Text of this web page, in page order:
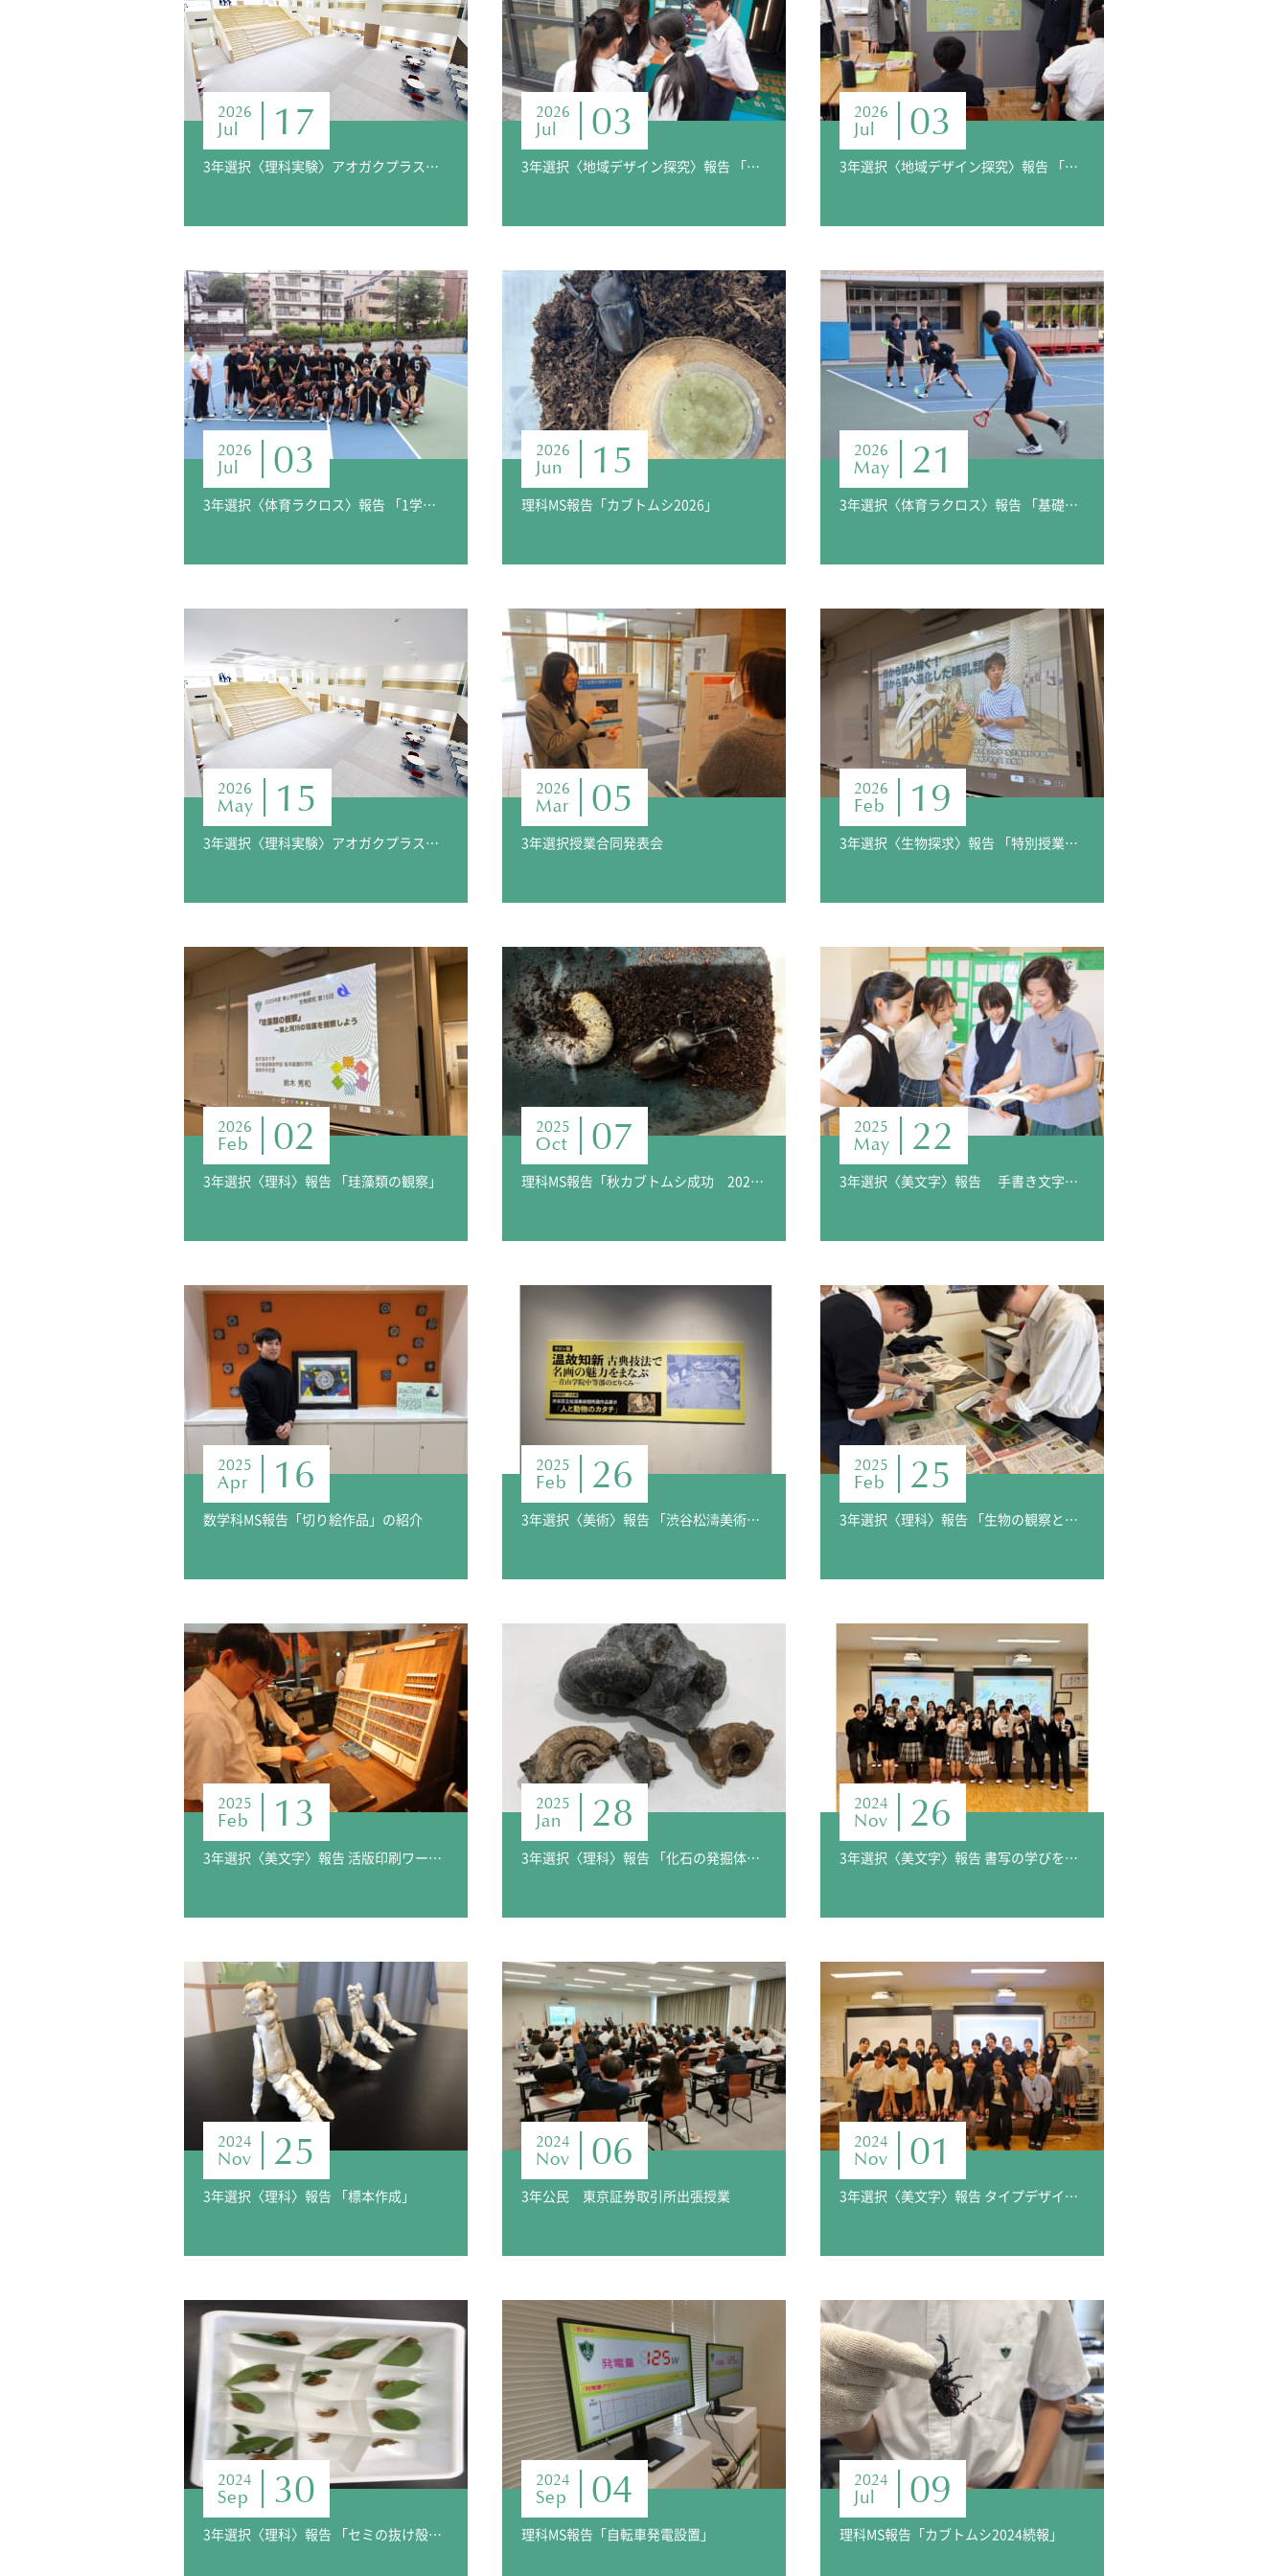
2026
Jul 17
3年選択〈理科実験〉アオガクプラス掲載報告part2
2026
Jul 03
3年選択〈地域デザイン探究〉報告 「『渋谷謎解き街歩き』研究 ―渋谷の“魅力”を発信する仕掛けー」
2026
Jul 03
3年選択〈地域デザイン探究〉報告 「未来を描こう」
2026
Jul 03
3年選択〈体育ラクロス〉報告 「1学期の集大成！」
2026
Jun 15
理科MS報告「カブトムシ2026」
2026
May 21
3年選択〈体育ラクロス〉報告 「基礎から学ぶラクロス」
2026
May 15
3年選択〈理科実験〉アオガクプラス掲載報告
2026
Mar 05
3年選択授業合同発表会
2026
Feb 19
3年選択〈生物探求〉報告 「特別授業 クジラの骨格観察」
2026
Feb 02
3年選択〈理科〉報告 「珪藻類の観察」
2025
Oct 07
理科MS報告「秋カブトムシ成功 2025」
2025
May 22
3年選択〈美文字〉報告 手書き文字の魅力に触れよう
2025
Apr 16
数学科MS報告「切り絵作品」の紹介
2025
Feb 26
3年選択〈美術〉報告 「渋谷松濤美術館での展覧会」
2025
Feb 25
3年選択〈理科〉報告 「生物の観察と解剖」
2025
Feb 13
3年選択〈美文字〉報告 活版印刷ワークショップ ～印刷博物館～
2025
Jan 28
3年選択〈理科〉報告 「化石の発掘体験」
2024
Nov 26
3年選択〈美文字〉報告 書写の学びを生かして、『今年の漢字』を書こう
2024
Nov 25
3年選択〈理科〉報告 「標本作成」
2024
Nov 06
3年公民 東京証券取引所出張授業
2024
Nov 01
3年選択〈美文字〉報告 タイプデザイナーの方からフォントを学ぼう ―明日からフォントを変えてみませんか？―
2024
Sep 30
3年選択〈理科〉報告 「セミの抜け殻調査」
2024
Sep 04
理科MS報告「自転車発電設置」
2024
Jul 09
理科MS報告「カブトムシ2024続報」